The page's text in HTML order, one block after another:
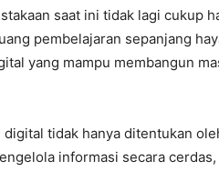
saat ini tidak lagi cukup
pembelajaran sepanjang
yang mampu membangun
tidak hanya ditentukan
informasi secara